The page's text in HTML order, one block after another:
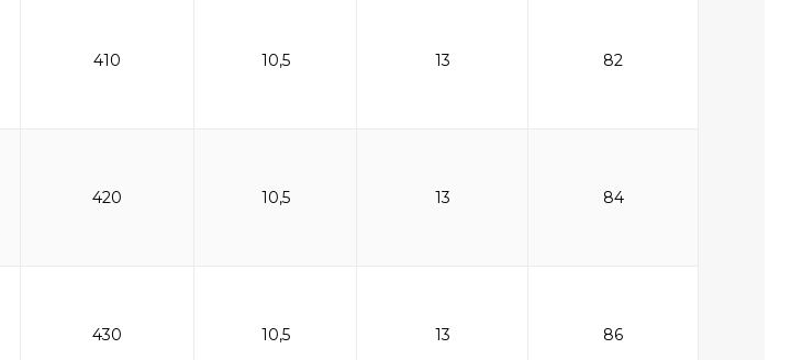
410 10,5 13 82
420 10,5 13 84
430 10,5 13 86